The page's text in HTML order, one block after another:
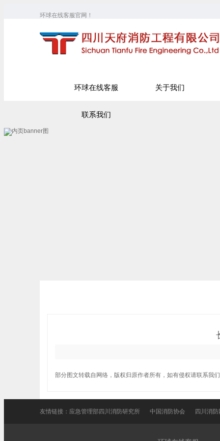
环球在线客服官网！
环球在线客服 关于我们
联系我们
部分图文转载自网络，版权归原作者所有，如有侵权请联系我
友情链接： 应急管理部四川消防研究所 中国消防协会 四川消防